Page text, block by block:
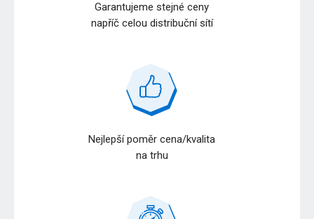
Garantujeme stejné ceny
napříč celou distribuční sítí
Nejlepší poměr cena/kvalita
na trhu